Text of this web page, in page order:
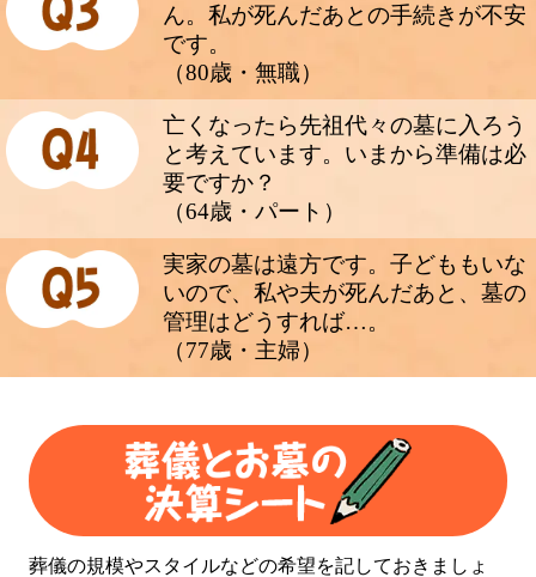
ん。私が死んだあとの手続きが不安
です。
（80歳・無職）
亡くなったら先祖代々の墓に入ろう
と考えています。いまから準備は必
要ですか？
（64歳・パート）
実家の墓は遠方です。子どももいな
いので、私や夫が死んだあと、墓の
管理はどうすれば…。
（77歳・主婦）
葬儀の規模やスタイルなどの希望を記しておきましょ